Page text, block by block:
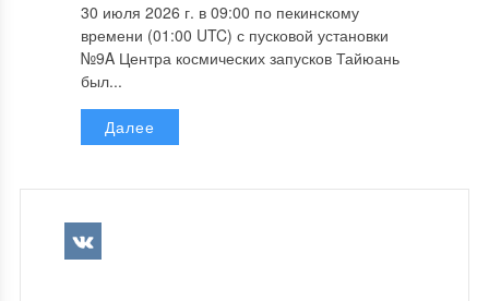
30 июля 2026 г. в 09:00 по пекинскому
времени (01:00 UTC) с пусковой установки
№9A Центра космических запусков Тайюань
был...
Далее